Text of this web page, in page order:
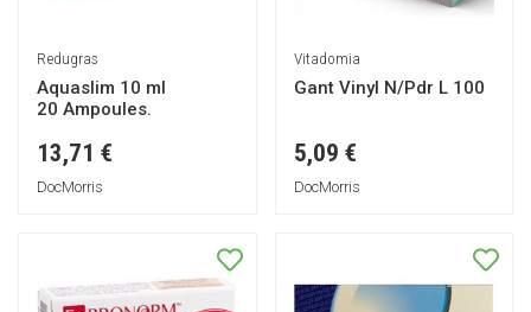
Redugras
Aquaslim 10 ml
20 Ampoules.
13,71 €
DocMorris
Vitadomia
Gant Vinyl N/Pdr L 100
5,09 €
DocMorris